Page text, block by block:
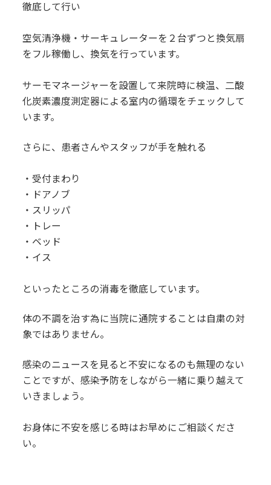
徹底して行い
空気清浄機・サーキュレーターを２台ずつと換気扇
をフル稼働し、換気を行っています。
サーモマネージャーを設置して来院時に検温、二酸
化炭素濃度測定器による室内の循環をチェックして
います。
さらに、患者さんやスタッフが手を触れる
・受付まわり
・ドアノブ
・スリッパ
・トレー
・ベッド
・イス
といったところの消毒を徹底しています。
体の不調を治す為に当院に通院することは自粛の対
象ではありません。
感染のニュースを見ると不安になるのも無理のない
ことですが、感染予防をしながら一緒に乗り越えて
いきましょう。
お身体に不安を感じる時はお早めにご相談くださ
い。